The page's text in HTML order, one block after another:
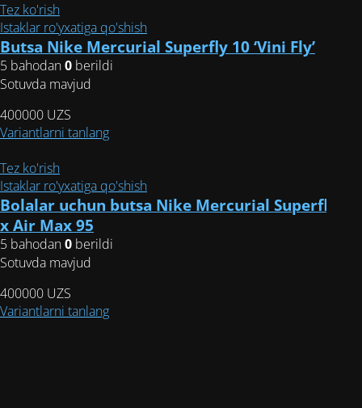
несколько
вариаций.
Опции
странице
Tez ko'rish
Istaklar ro'yxatiga qo'shish
Butsa Nike Mercurial Superfly 10 ‘Vini Fly’
5 bahodan0 berildi
Sotuvda mavjud
400000 UZS
Variantlarni tanlangЭтот
несколько
вариаций.
можно
товара.
Tez ko'rish
Istaklar ro'yxatiga qo'shish
Bolalar uchun butsa Nike Mercurial Superfly 10
x Air Max 95
5 bahodan0 berildi
Sotuvda mavjud
400000 UZS
Variantlarni tanlangЭтот